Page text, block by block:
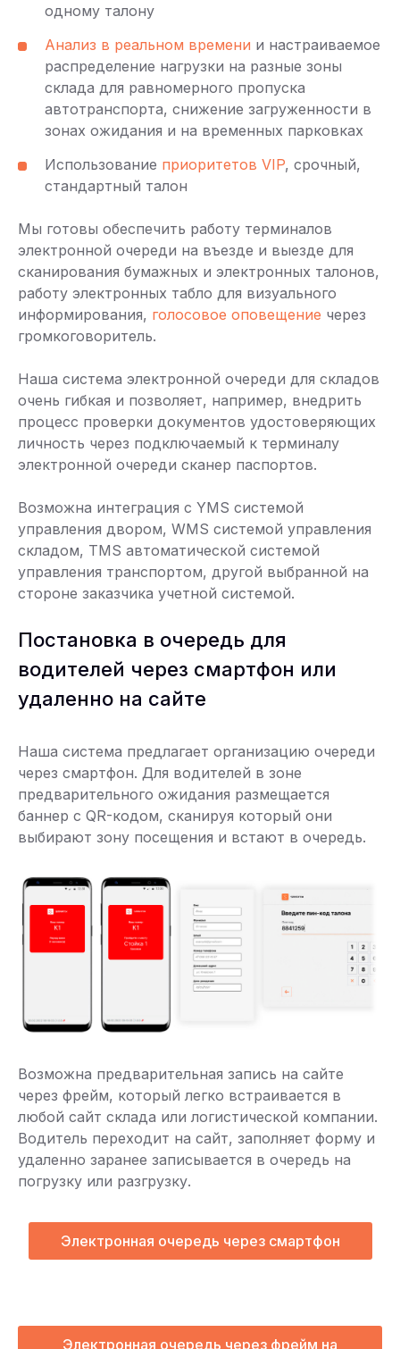
одному талону
Анализ в реальном времени и настраиваемое
распределение нагрузки на разные зоны
склада для равномерного пропуска
автотранспорта, снижение загруженности в
зонах ожидания и на временных парковках
Использование приоритетов VIP, срочный,
стандартный талон
Мы готовы обеспечить работу терминалов
электронной очереди на въезде и выезде для
сканирования бумажных и электронных талонов,
работу электронных табло для визуального
информирования, голосовое оповещение через
громкоговоритель.
Наша система электронной очереди для складов
очень гибкая и позволяет, например, внедрить
процесс проверки документов удостоверяющих
личность через подключаемый к терминалу
электронной очереди сканер паспортов.
Возможна интеграция с YMS системой
управления двором, WMS системой управления
складом, TMS автоматической системой
управления транспортом, другой выбранной на
стороне заказчика учетной системой.
Постановка в очередь для
водителей через смартфон или
удаленно на сайте
Наша система предлагает организацию очереди
через смартфон. Для водителей в зоне
предварительного ожидания размещается
баннер с QR-кодом, сканируя который они
выбирают зону посещения и встают в очередь.
Возможна предварительная запись на сайте
через фрейм, который легко встраивается в
любой сайт склада или логистической компании.
Водитель переходит на сайт, заполняет форму и
удаленно заранее записывается в очередь на
погрузку или разгрузку.
Электронная очередь через смартфон
Электронная очередь через фрейм на